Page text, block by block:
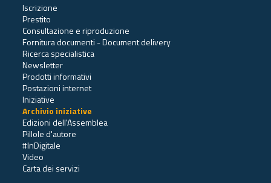
Iscrizione
Prestito
Consultazione e riproduzione
Fornitura documenti - Document delivery
Ricerca specialistica
Newsletter
Prodotti informativi
Postazioni internet
Iniziative
Archivio iniziative
Edizioni dell'Assemblea
Pillole d'autore
#InDigitale
Video
Carta dei servizi